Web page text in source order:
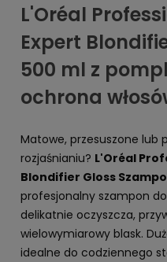
L'Oréal
Expert
500 ml z
ochrona
Matowe, przesuszone lub
rozjaśnianiu? L'Oréal
Blondifier Gloss
profesjonalny szampon
delikatnie oczyszcza,
wielowymiarowy blask.
idealne do codziennego